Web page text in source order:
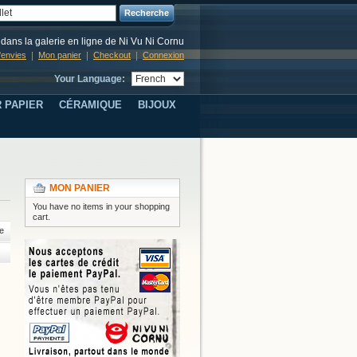
Recherche
la galerie en ligne de Ni Vu Ni Cornu
Mon panier Checkout Connexion
Your Language:
PAPIER CÉRAMIQUE BIJOUX
MON PANIER
You have no items in your shopping
cart.